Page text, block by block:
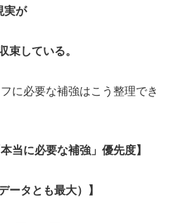
実が
束している。
に必要な補強はこう整理でき
当に必要な補強」優先度】
ータとも最大）】